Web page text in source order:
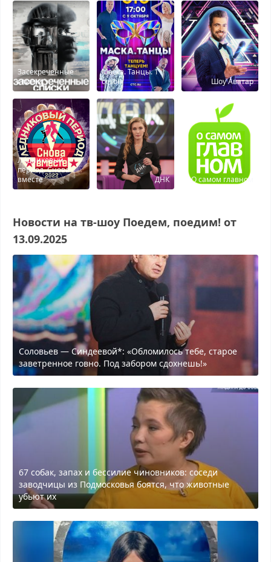
Засекреченные
списки
Маска. Танцы. 1
сезон
Шоу Аватар
Ледниковый
период. Снова
вместе
ДНК О самом главном
Новости на тв-шоу Поедем, поедим! от
13.09.2025
Соловьев — Синдеевой*: «Обломилось тебе, старое
заветренное говно. Под забором сдохнешь!»
67 собак, запах и бессилие чиновников: соседи
заводчицы из Подмосковья боятся, что животные
убьют их